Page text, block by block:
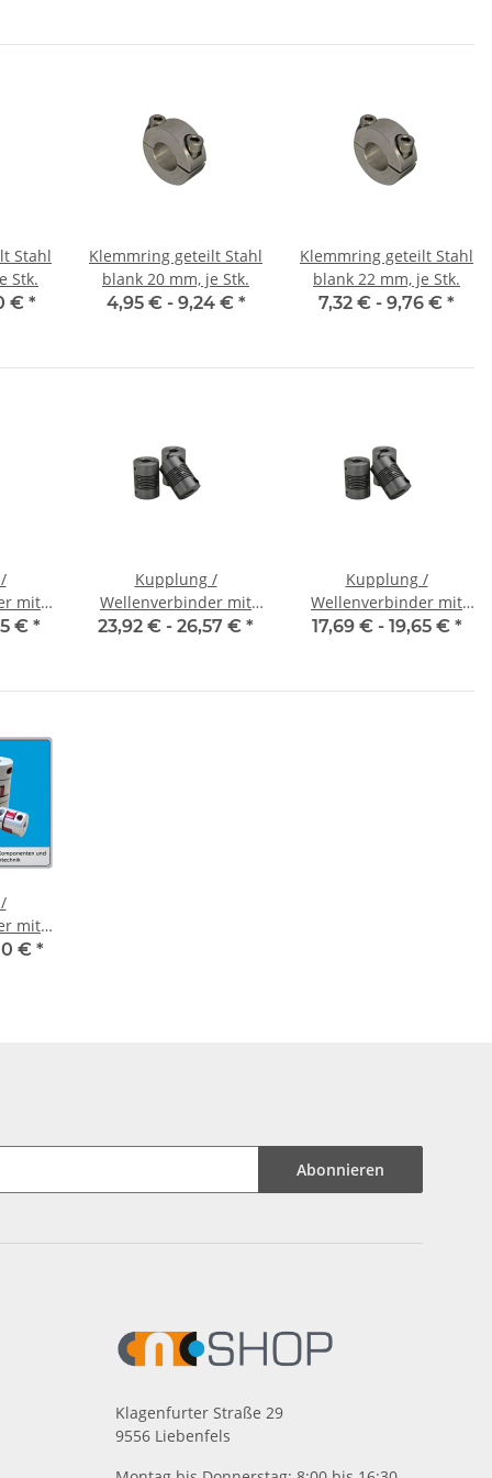
Stahl
Stk.
€ *
Klemmring geteilt Stahl
blank 20 mm, je Stk.
4,95 € - 9,24 € *
Klemmring geteilt Stahl
blank 22 mm, je Stk.
7,32 € - 9,76 € *
mit
K 16
€ *
Kupplung /
Wellenverbinder mit
Klemmnaben WSV-K 16
23,92 € - 26,57 € *
Kupplung /
Wellenverbinder mit
Klemmnaben WSV-K 18
17,69 € - 19,65 € *
mit
55C
€ *
Abonnieren
Klagenfurter Straße 29
9556 Liebenfels